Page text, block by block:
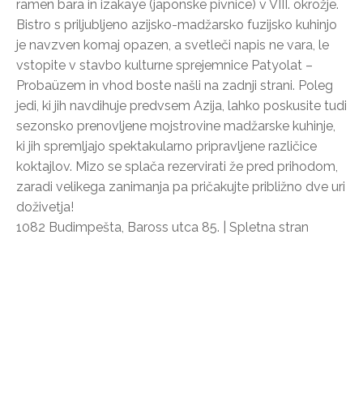
ramen bara in izakaye (japonske pivnice) v VIII. okrožje.
Bistro s priljubljeno azijsko-madžarsko fuzijsko kuhinjo
je navzven komaj opazen, a svetleči napis ne vara, le
vstopite v stavbo kulturne sprejemnice Patyolat –
Probaüzem in vhod boste našli na zadnji strani. Poleg
jedi, ki jih navdihuje predvsem Azija, lahko poskusite tudi
sezonsko prenovljene mojstrovine madžarske kuhinje,
ki jih spremljajo spektakularno pripravljene različice
koktajlov. Mizo se splača rezervirati že pred prihodom,
zaradi velikega zanimanja pa pričakujte približno dve uri
doživetja!
1082 Budimpešta, Baross utca 85. | Spletna stran